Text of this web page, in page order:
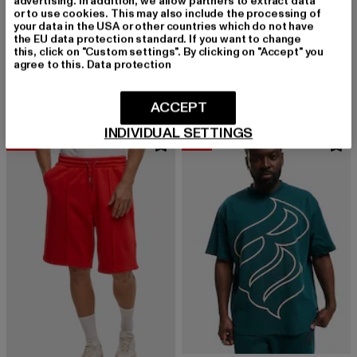
ROCAWEAR
Rocawear ARCH T-Shirt
ROCAWEAR
ROCAFELLA
-57%
or to use cookies. This may also include the processing of
your data in the USA or other countries which do not have
the EU data protection standard. If you want to change
this, click on "Custom settings". By clicking on "Accept" you
agree to this. Data protection
INDIVIDUAL SETTINGS
ACCEPT